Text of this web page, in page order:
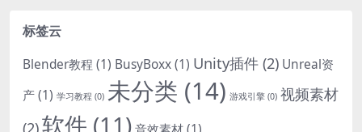
标签云
Blender教程 (1) BusyBoxx(1) Unity插件 (2) Unreal资
产(1) 学习教程 (0) 未分类 (14) 游戏引擎 (0) 视频素材
(2)软件 (11)